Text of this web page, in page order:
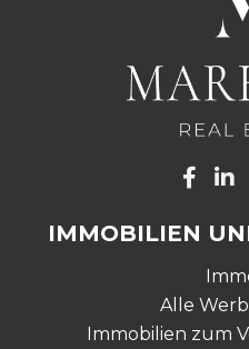
IMMOBILIEN
Alle
Immobilien zum